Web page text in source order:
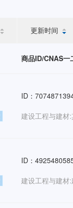
更新时间
商品ID/CNAS一
ID：
建设工程与建材
ID：
建设工程与建材